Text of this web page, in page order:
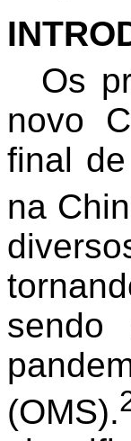
Os
novo
final
na
sendo
(OMS).